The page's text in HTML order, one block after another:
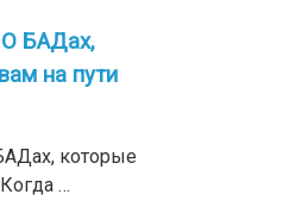
О БАДах,
на пути
которые
…